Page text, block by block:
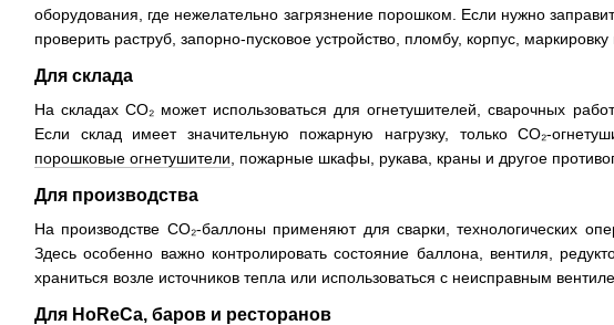
оборудования, где нежелательно загрязнение порошком. Если нужно
проверить раструб, запорно-пусковое устройство, пломбу, корпус,
Для склада
На складах CO₂ может использоваться для огнетушителей, сварочных
Если склад имеет значительную пожарную нагрузку, только CO₂-
порошковые огнетушители , пожарные шкафы, рукава, краны и другое
Для производства
На производстве CO₂-баллоны применяют для сварки, технологических
Здесь особенно важно контролировать состояние баллона, вентиля,
храниться возле источников тепла или использоваться с неисправным
Для HoReCa, баров и ресторанов